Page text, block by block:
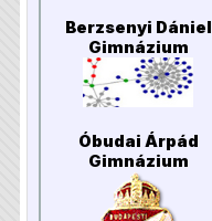
Berzsenyi Dániel
Gimnázium
Óbudai Árpád
Gimnázium